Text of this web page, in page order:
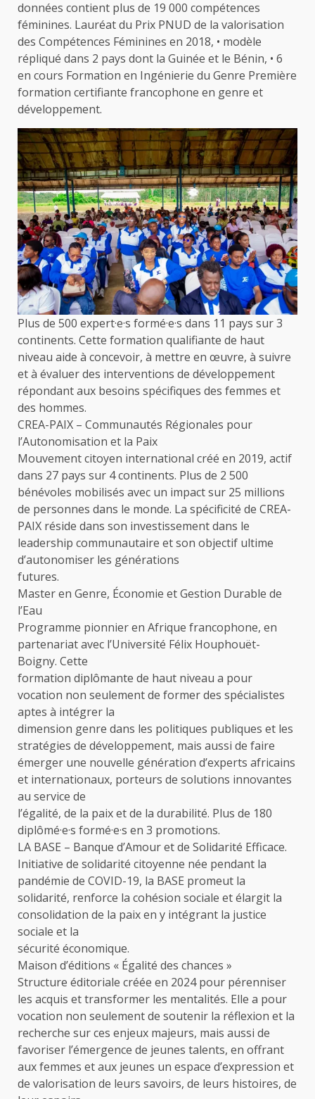
données contient plus de 19 000 compétences
féminines. Lauréat du Prix PNUD de la valorisation
des Compétences Féminines en 2018, • modèle
répliqué dans 2 pays dont la Guinée et le Bénin, • 6
en cours Formation en Ingénierie du Genre Première
formation certifiante francophone en genre et
développement.
Plus de 500 expert·e·s formé·e·s dans 11 pays sur 3
continents. Cette formation qualifiante de haut
niveau aide à concevoir, à mettre en œuvre, à suivre
et à évaluer des interventions de développement
répondant aux besoins spécifiques des femmes et
des hommes.
CREA-PAIX – Communautés Régionales pour
l’Autonomisation et la Paix
Mouvement citoyen international créé en 2019, actif
dans 27 pays sur 4 continents. Plus de 2 500
bénévoles mobilisés avec un impact sur 25 millions
de personnes dans le monde. La spécificité de CREA-
PAIX réside dans son investissement dans le
leadership communautaire et son objectif ultime
d’autonomiser les générations
futures.
Master en Genre, Économie et Gestion Durable de
l’Eau
Programme pionnier en Afrique francophone, en
partenariat avec l’Université Félix Houphouët-
Boigny. Cette
formation diplômante de haut niveau a pour
vocation non seulement de former des spécialistes
aptes à intégrer la
dimension genre dans les politiques publiques et les
stratégies de développement, mais aussi de faire
émerger une nouvelle génération d’experts africains
et internationaux, porteurs de solutions innovantes
au service de
l’égalité, de la paix et de la durabilité. Plus de 180
diplômé·e·s formé·e·s en 3 promotions.
LA BASE – Banque d’Amour et de Solidarité Efficace.
Initiative de solidarité citoyenne née pendant la
pandémie de COVID-19, la BASE promeut la
solidarité, renforce la cohésion sociale et élargit la
consolidation de la paix en y intégrant la justice
sociale et la
sécurité économique.
Maison d’éditions « Égalité des chances »
Structure éditoriale créée en 2024 pour pérenniser
les acquis et transformer les mentalités. Elle a pour
vocation non seulement de soutenir la réflexion et la
recherche sur ces enjeux majeurs, mais aussi de
favoriser l’émergence de jeunes talents, en offrant
aux femmes et aux jeunes un espace d’expression et
de valorisation de leurs savoirs, de leurs histoires, de